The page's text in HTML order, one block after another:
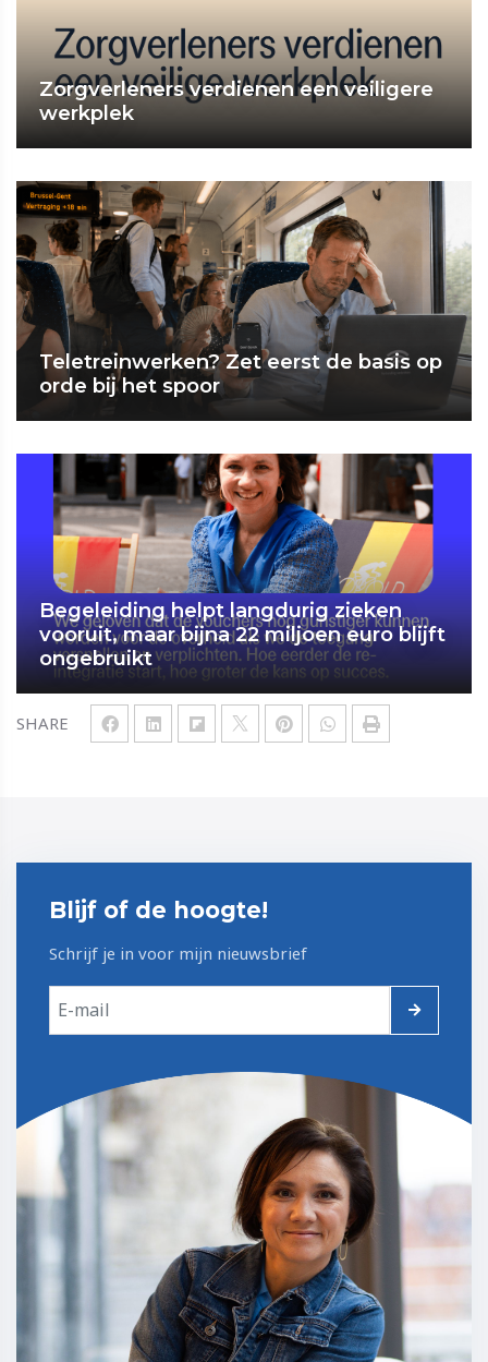
SHARE
Zorgverleners verdienen een veiligere
werkplek
Teletreinwerken? Zet eerst de basis op
orde bij het spoor
Begeleiding helpt langdurig zieken
vooruit, maar bijna 22 miljoen euro blijft
ongebruikt
Blijf of de hoogte!
Schrijf je in voor mijn nieuwsbrief